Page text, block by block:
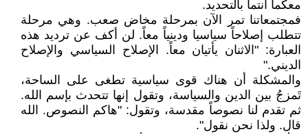
معكما أنتما بالتحديد.
فمجتمعاتنا تمر الآن بمرحلة مخاض صعب. وهي مرحلة
تتطلب إصلاحاً سياسيا ودينياً معاً. لن أكف عن ترديد هذه
العبارة: "الاثنان يأتيان معاً. الإصلاح السياسي والإصلاح
الديني."
والمشكلة أن هناك قوى سياسية تطغى على الساحة،
تَمزجُ بين الدين والسياسة، وتقول إنها تتحدث بإسم الله.
ثم تقدم لنا نصوصاً مقدسة، وتقول: "هاكم النصوص. الله
قال. ولذا نحن نقول".